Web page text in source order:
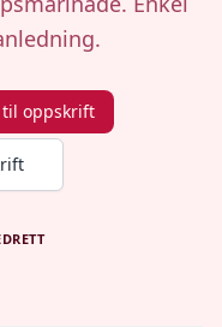
til oppskrift